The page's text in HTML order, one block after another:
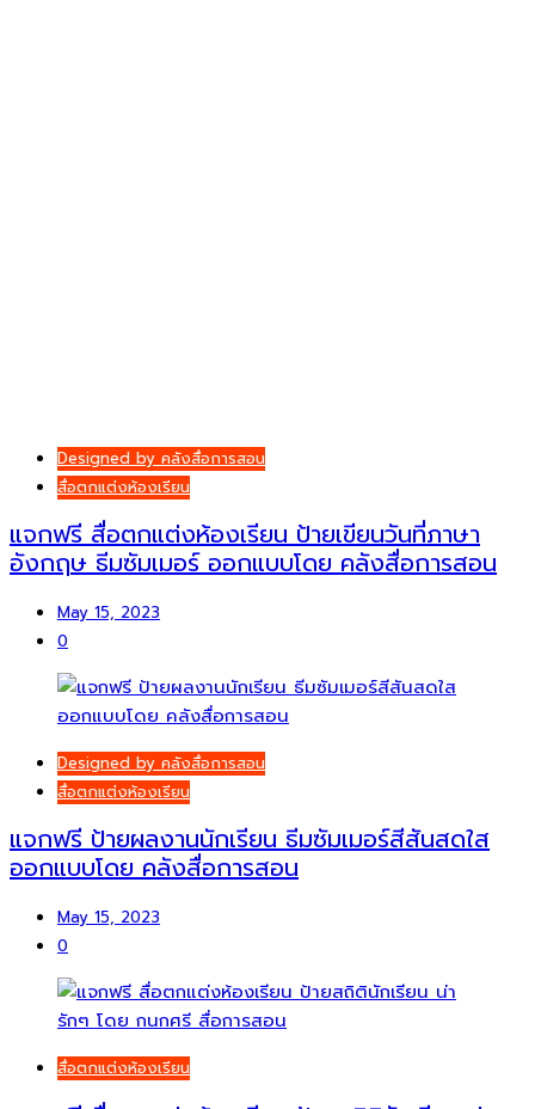
Designed by คลังสื่อการสอน
สื่อตกแต่งห้องเรียน
แจกฟรี สื่อตกแต่งห้องเรียน ป้ายเขียนวันที่ภาษา
อังกฤษ ธีมซัมเมอร์ ออกแบบโดย คลังสื่อการสอน
May 15, 2023
0
Designed by คลังสื่อการสอน
สื่อตกแต่งห้องเรียน
แจกฟรี ป้ายผลงานนักเรียน ธีมซัมเมอร์สีสันสดใส
ออกแบบโดย คลังสื่อการสอน
May 15, 2023
0
สื่อตกแต่งห้องเรียน